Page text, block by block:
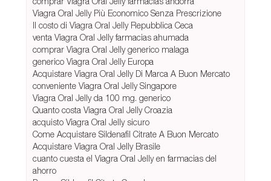
Viagra Oral Jelly Più Economico Senza Prescrizione
Il costo di Viagra Oral Jelly Repubblica Ceca
venta Viagra Oral Jelly farmacias ahumada
comprar Viagra Oral Jelly generico malaga
generico Viagra Oral Jelly Europa
Acquistare Viagra Oral Jelly Di Marca A Buon Mercato
conveniente Viagra Oral Jelly Singapore
Viagra Oral Jelly da 100 mg. generico
Quanto costa Viagra Oral Jelly Croazia
acquisto Viagra Oral Jelly sicuro
Come Acquistare Sildenafil Citrate A Buon Mercato
Acquistare Viagra Oral Jelly Brasile
cuanto cuesta el Viagra Oral Jelly en farmacias del
ahorro